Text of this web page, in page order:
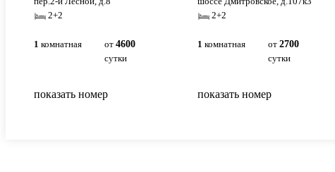
2+2
1 комнатная от 4600
сутки
показать номер
2+2
1 комнатная от 2700
сутки
показать номер